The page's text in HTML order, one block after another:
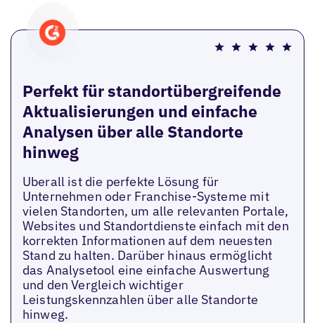
Perfekt für standortübergreifende
Aktualisierungen und einfache
Analysen über alle Standorte
hinweg
Uberall ist die perfekte Lösung für
Unternehmen oder Franchise-Systeme mit
vielen Standorten, um alle relevanten Portale,
Websites und Standortdienste einfach mit den
korrekten Informationen auf dem neuesten
Stand zu halten. Darüber hinaus ermöglicht
das Analysetool eine einfache Auswertung
und den Vergleich wichtiger
Leistungskennzahlen über alle Standorte
hinweg.